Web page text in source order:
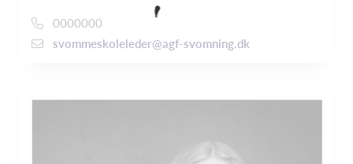
0000000
svommeskoleleder@agf-svomning.dk